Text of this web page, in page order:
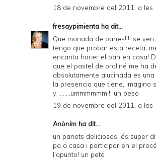
18 de novembre del 2011, a les
fresaypimienta ha dit...
Que monada de panes!!!! se ven
tengo que probar esta receta,
encanta hacer el pan en casa!
que el pastel de praliné me ha
absolutamente alucinada es
la presencia que tiene, imagino
y ........ummmmmm!!! un beso
19 de novembre del 2011, a les
Anònim ha dit...
un panets deliciosos! és super
pa a casa i participar en el
l'apunto! un petó